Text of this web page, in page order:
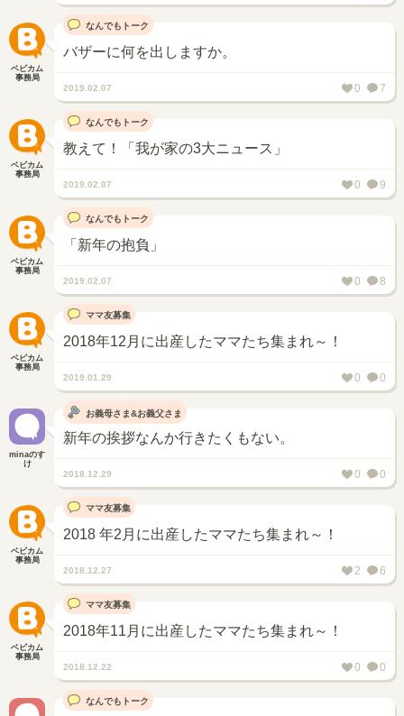
ベビカム
事務局
バザーに何を出しますか。
なんでもトーク
2019.02.07 0 7
ベビカム
事務局
教えて！「我が家の3大ニュース」
なんでもトーク
2019.02.07 0 9
ベビカム
事務局
「新年の抱負」
なんでもトーク
2019.02.07 0 8
ベビカム
事務局
2018年12月に出産したママたち集まれ～！
ママ友募集
2019.01.29 0 0
minaのす
け
新年の挨拶なんか行きたくもない。
お義母さま&お義父さま
2018.12.29 0 0
ベビカム
事務局
2018 年2月に出産したママたち集まれ～！
ママ友募集
2018.12.27 2 6
ベビカム
事務局
2018年11月に出産したママたち集まれ～！
ママ友募集
2018.12.22 0 0
なんでもトーク